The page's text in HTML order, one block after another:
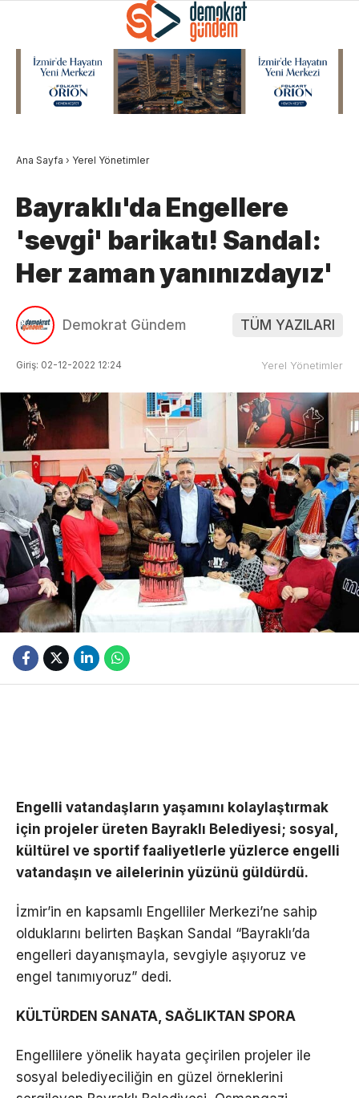
Ana Sayfa › Yerel Yönetimler
Bayraklı'da Engellere
'sevgi' barikatı! Sandal:
Her zaman yanınızdayız'
Demokrat Gündem TÜM YAZILARI
Giriş: 02-12-2022 12:24 Yerel Yönetimler
Engelli vatandaşların yaşamını kolaylaştırmak
için projeler üreten Bayraklı Belediyesi; sosyal,
kültürel ve sportif faaliyetlerle yüzlerce engelli
vatandaşın ve ailelerinin yüzünü güldürdü.
İzmir’in en kapsamlı Engelliler Merkezi’ne sahip
olduklarını belirten Başkan Sandal “Bayraklı’da
engelleri dayanışmayla, sevgiyle aşıyoruz ve
engel tanımıyoruz” dedi.
KÜLTÜRDEN SANATA, SAĞLIKTAN SPORA
Engellilere yönelik hayata geçirilen projeler ile
sosyal belediyeciliğin en güzel örneklerini